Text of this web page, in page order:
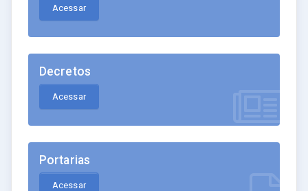
Acessar
Decretos
Acessar
Portarias
Acessar